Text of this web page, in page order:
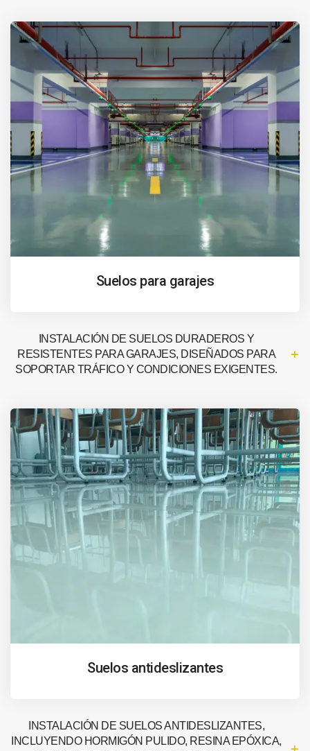
Suelos para garajes
INSTALACIÓN DE SUELOS DURADEROS Y
RESISTENTES PARA GARAJES, DISEÑADOS PARA
SOPORTAR TRÁFICO Y CONDICIONES EXIGENTES.
Suelos antideslizantes
INSTALACIÓN DE SUELOS ANTIDESLIZANTES,
INCLUYENDO HORMIGÓN PULIDO, RESINA EPÓXICA,